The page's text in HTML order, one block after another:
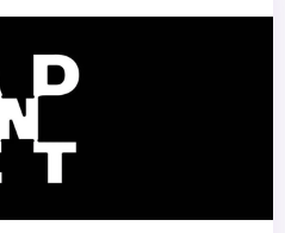
かつ粘り強くフォローできる方
す成長意欲のある方